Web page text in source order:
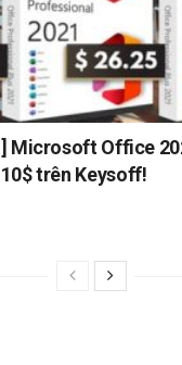
Microsoft Office
trên Keysoff!